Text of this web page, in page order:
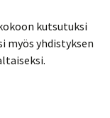
kutsutuksi
myös yhdistyksen